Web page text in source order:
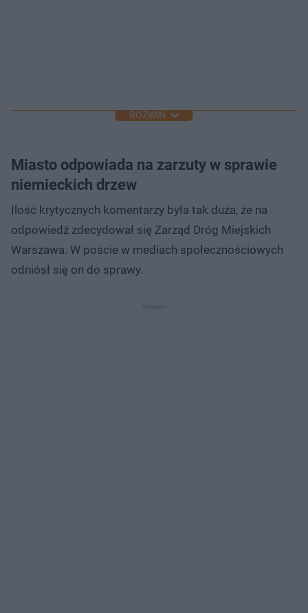
ROZWIŃ
Miasto odpowiada na zarzuty w sprawie
niemieckich drzew
Ilość krytycznych komentarzy była tak duża, że na
odpowiedź zdecydował się Zarząd Dróg Miejskich
Warszawa. W poście w mediach społecznościowych
odniósł się on do sprawy.